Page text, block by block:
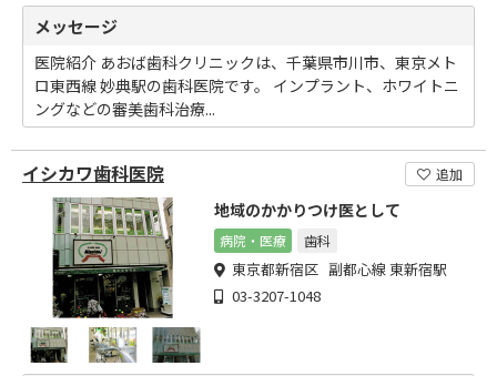
メッセージ
医院紹介 あおば歯科クリニックは、千葉県市川市、東京メト
ロ東西線 妙典駅の歯科医院です。 インプラント、ホワイトニ
ングなどの審美歯科治療...
イシカワ歯科医院 追加
地域のかかりつけ医として
病院・医療 歯科
東京都新宿区 副都心線 東新宿駅
03-3207-1048